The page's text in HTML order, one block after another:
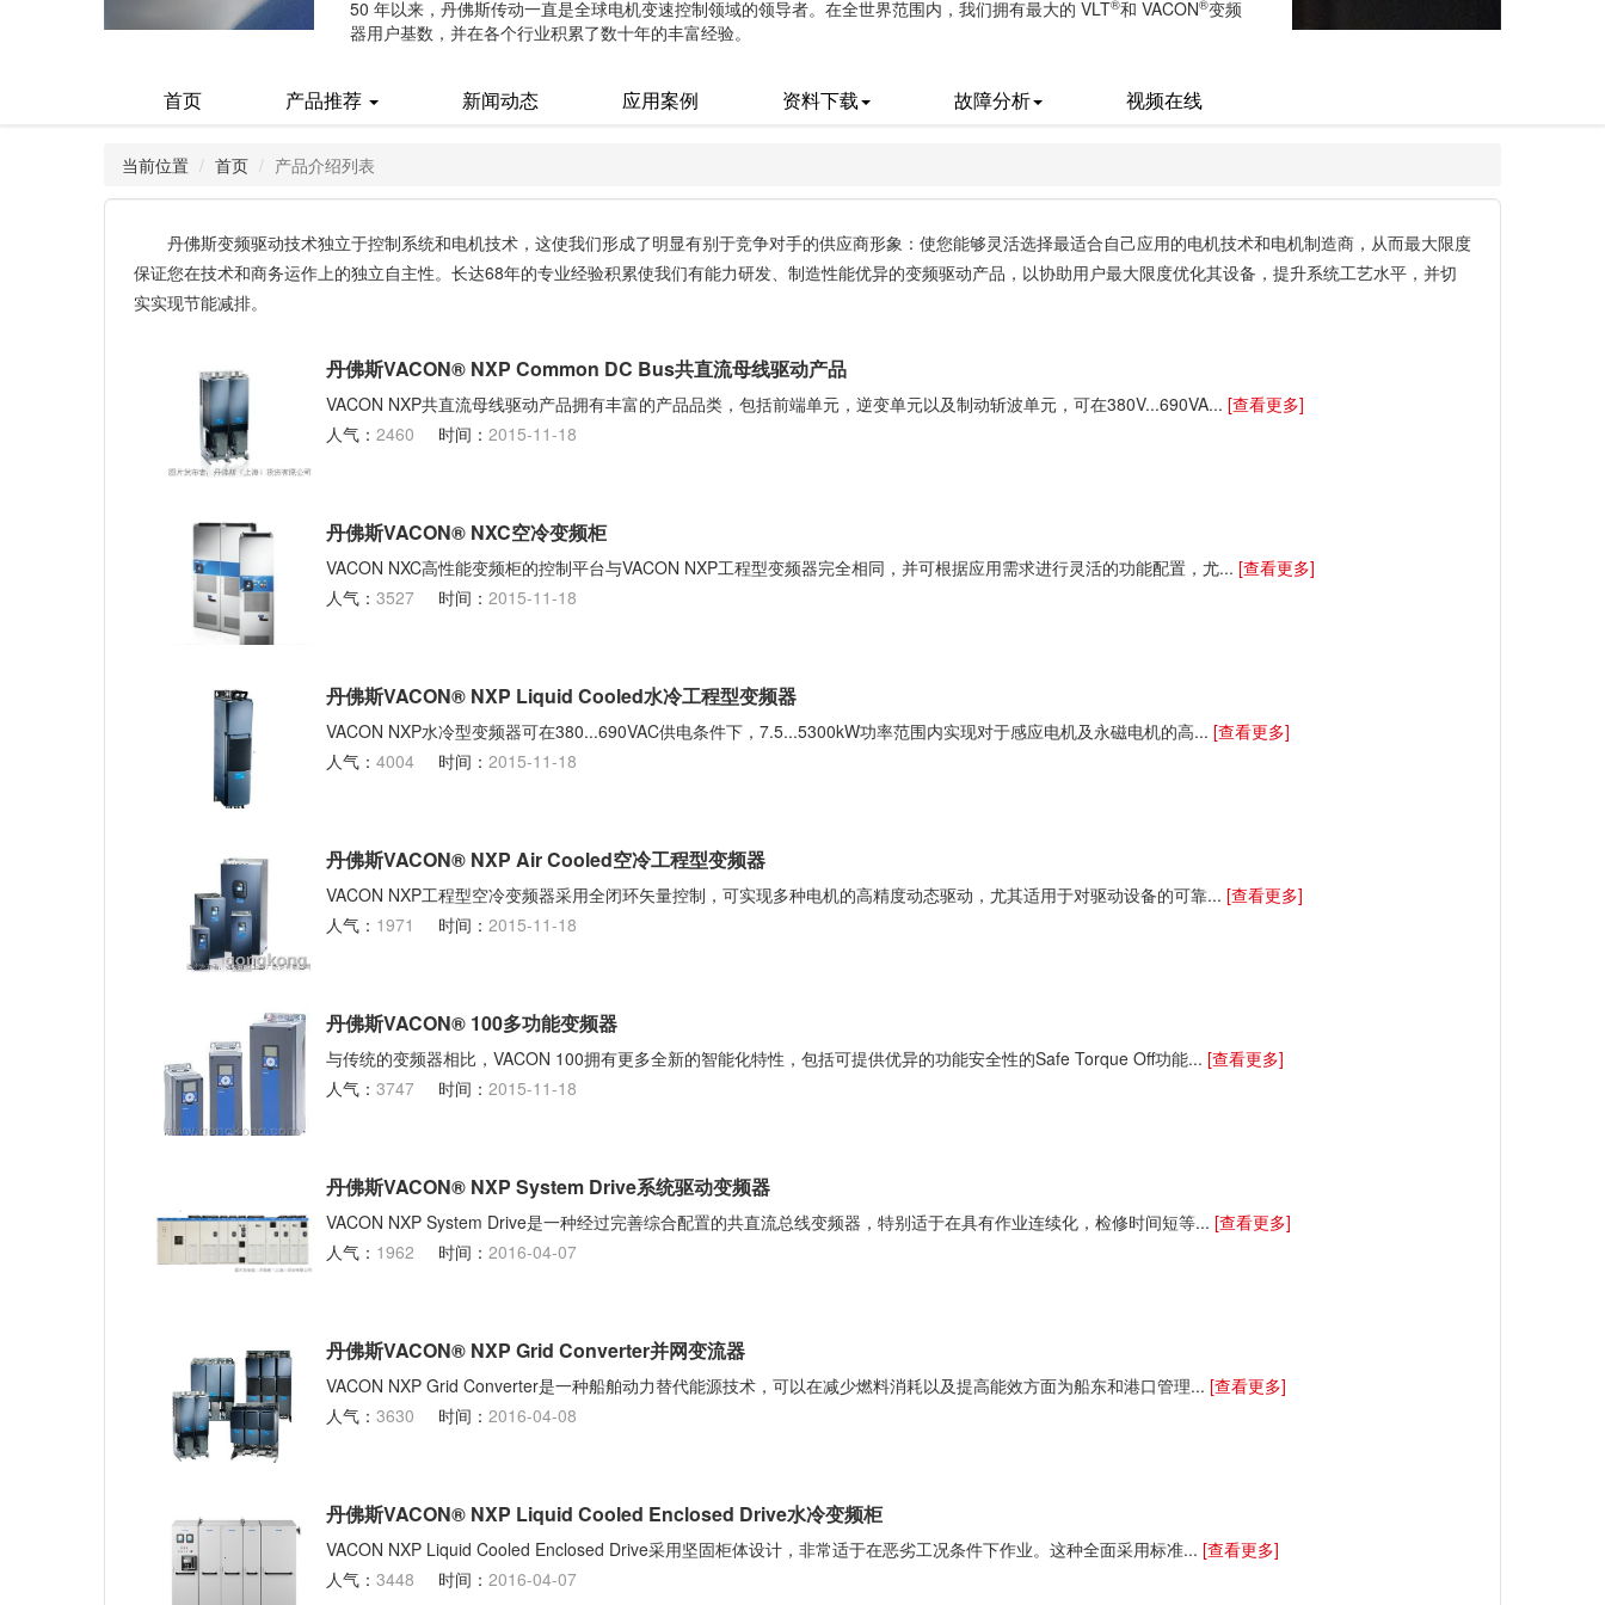
50 年以来，丹佛斯传动一直是全球电机变速控制领域的领导者。在全世界范围内，我们拥有最大的 VLT®和 VACON®变频
器用户基数，并在各个行业积累了数十年的丰富经验。
首页(current) 产品推荐 新闻动态 应用案例 资料下载 故障分析 视频在线
当前位置 首页 产品介绍列表
丹佛斯变频驱动技术独立于控制系统和电机技术，这使我们形成了明显有别于竞争对手的供应商形象：使您能够灵活选择最适合自己应用的电机技术和电机制造商，从而最大限度
保证您在技术和商务运作上的独立自主性。长达68年的专业经验积累使我们有能力研发、制造性能优异的变频驱动产品，以协助用户最大限度优化其设备，提升系统工艺水平，并切
实实现节能减排。
丹佛斯VACON® NXP Common DC Bus共直流母线驱动产品
VACON NXP共直流母线驱动产品拥有丰富的产品品类，包括前端单元，逆变单元以及制动斩波单元，可在380V...690VA... [查看更多]
人气： 2460 时间： 2015-11-18
丹佛斯VACON® NXC空冷变频柜
VACON NXC高性能变频柜的控制平台与VACON NXP工程型变频器完全相同，并可根据应用需求进行灵活的功能配置，尤... [查看更多]
人气： 3527 时间： 2015-11-18
丹佛斯VACON® NXP Liquid Cooled水冷工程型变频器
VACON NXP水冷型变频器可在380...690VAC供电条件下，7.5...5300kW功率范围内实现对于感应电机及永磁电机的高... [查看更多]
人气： 4004 时间： 2015-11-18
丹佛斯VACON® NXP Air Cooled空冷工程型变频器
VACON NXP工程型空冷变频器采用全闭环矢量控制，可实现多种电机的高精度动态驱动，尤其适用于对驱动设备的可靠... [查看更多]
人气： 1971 时间： 2015-11-18
丹佛斯VACON® 100多功能变频器
与传统的变频器相比，VACON 100拥有更多全新的智能化特性，包括可提供优异的功能安全性的Safe Torque Off功能... [查看更多]
人气： 3747 时间： 2015-11-18
丹佛斯VACON® NXP System Drive系统驱动变频器
VACON NXP System Drive是一种经过完善综合配置的共直流总线变频器，特别适于在具有作业连续化，检修时间短等... [查看更多]
人气： 1962 时间： 2016-04-07
丹佛斯VACON® NXP Grid Converter并网变流器
VACON NXP Grid Converter是一种船舶动力替代能源技术，可以在减少燃料消耗以及提高能效方面为船东和港口管理... [查看更多]
人气： 3630 时间： 2016-04-08
丹佛斯VACON® NXP Liquid Cooled Enclosed Drive水冷变频柜
VACON NXP Liquid Cooled Enclosed Drive采用坚固柜体设计，非常适于在恶劣工况条件下作业。这种全面采用标准... [查看更多]
人气： 3448 时间： 2016-04-07